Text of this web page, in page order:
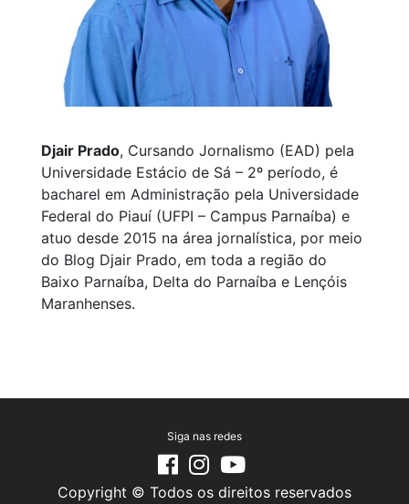
Djair Prado, Cursando Jornalismo (EAD) pela
Universidade Estácio de Sá – 2º período, é
bacharel em Administração pela Universidade
Federal do Piauí (UFPI – Campus Parnaíba) e
atuo desde 2015 na área jornalística, por meio
do Blog Djair Prado, em toda a região do
Baixo Parnaíba, Delta do Parnaíba e Lençóis
Maranhenses.
Siga nas redes
Copyright © Todos os direitos reservados